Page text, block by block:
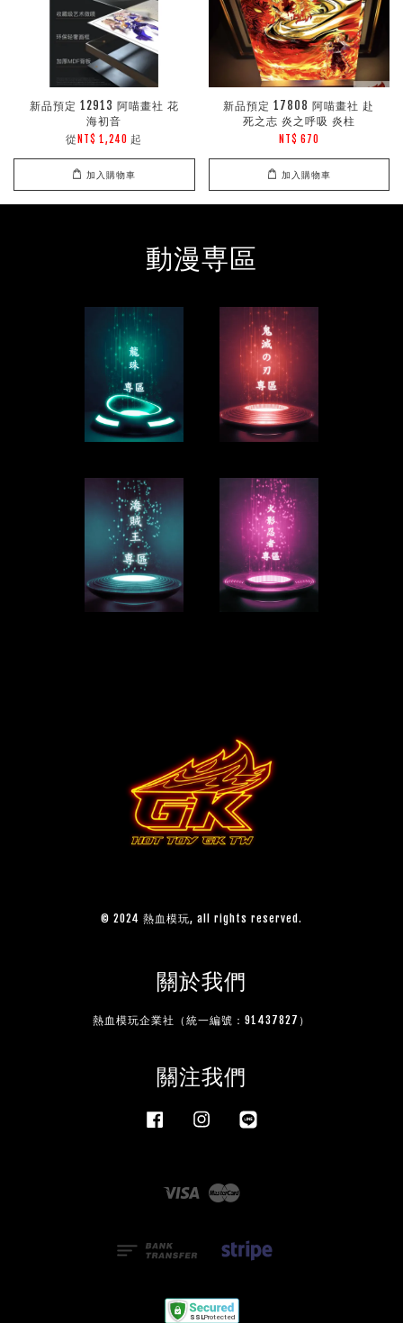
新品預定 12913 阿喵畫社 花
海初音
從 NT$ 1,240 起
加入購物車
新品預定 17808 阿喵畫社 赴
死之志 炎之呼吸 炎柱
NT$ 670
加入購物車
動漫専區
© 2024 熱血模玩, all rights reserved.
關於我們
熱血模玩企業社（統一編號：91437827）
關注我們
Facebook Instagram
Visa